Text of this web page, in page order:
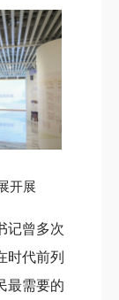
开展
记曾多次
时代前列
最需要的